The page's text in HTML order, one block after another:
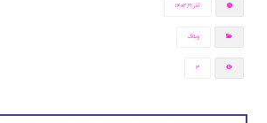
آذر ۲۱, ۱۴۰۲
وبلاگ
3